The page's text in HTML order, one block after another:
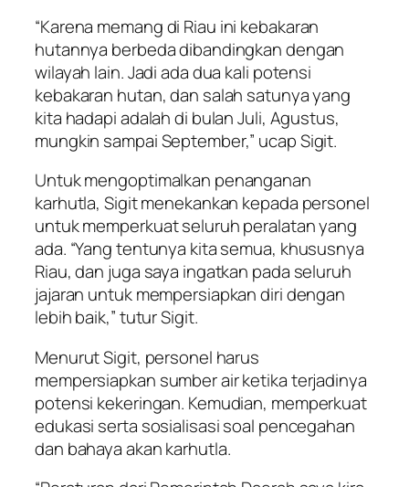
“Karena memang di Riau ini kebakaran
hutannya berbeda dibandingkan dengan
wilayah lain. Jadi ada dua kali potensi
kebakaran hutan, dan salah satunya yang
kita hadapi adalah di bulan Juli, Agustus,
mungkin sampai September,” ucap Sigit.
Untuk mengoptimalkan penanganan
karhutla, Sigit menekankan kepada personel
untuk memperkuat seluruh peralatan yang
ada. “Yang tentunya kita semua, khususnya
Riau, dan juga saya ingatkan pada seluruh
jajaran untuk mempersiapkan diri dengan
lebih baik,” tutur Sigit.
Menurut Sigit, personel harus
mempersiapkan sumber air ketika terjadinya
potensi kekeringan. Kemudian, memperkuat
edukasi serta sosialisasi soal pencegahan
dan bahaya akan karhutla.